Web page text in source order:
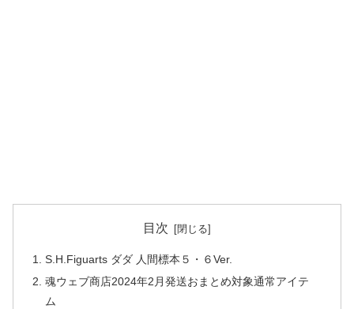
目次
S.H.Figuarts ダダ 人間標本５・６Ver.
魂ウェブ商店2024年2月発送おまとめ対象通常アイテ
ム